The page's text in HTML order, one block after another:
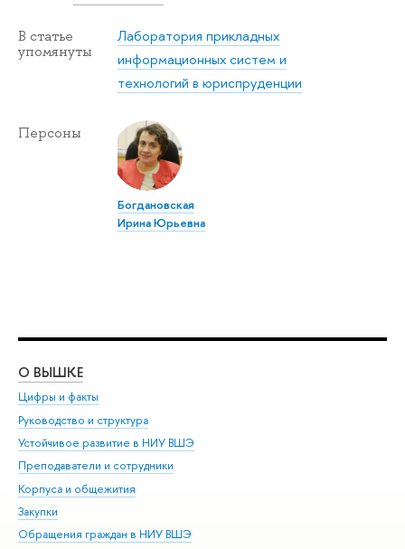
В статье
упомянуты
Лаборатория прикладных
информационных систем и
технологий в юриспруденции
Персоны
Богдановская
Ирина Юрьевна
О ВЫШКЕ
Цифры и факты
Руководство и структура
Устойчивое развитие в НИУ ВШЭ
Преподаватели и сотрудники
Корпуса и общежития
Закупки
Обращения граждан в НИУ ВШЭ